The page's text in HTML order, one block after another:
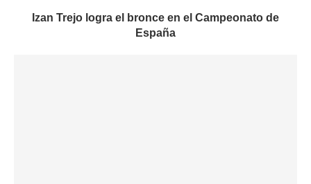
Izan Trejo logra el bronce en el Campeonato de
España